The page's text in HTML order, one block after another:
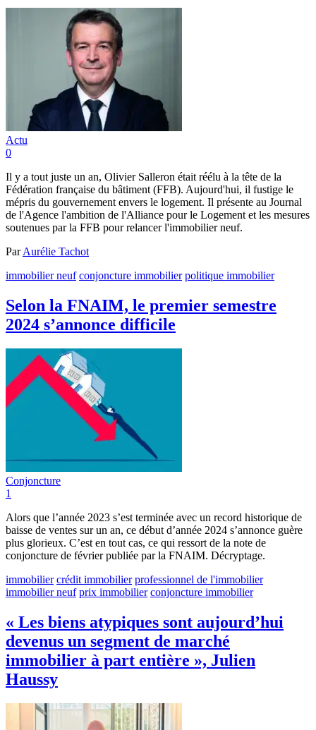
Actu
0
Il y a tout juste un an, Olivier Salleron était réélu à la tête de la
Fédération française du bâtiment (FFB). Aujourd'hui, il fustige le
mépris du gouvernement envers le logement. Il présente au Journal
de l'Agence l'ambition de l'Alliance pour le Logement et les mesures
soutenues par la FFB pour relancer l'immobilier neuf.
ParAurélie Tachot
immobilier neuf conjoncture immobilier politique immobilier
Selon la FNAIM, le premier semestre
2024 s’annonce difficile
Conjoncture
1
Alors que l’année 2023 s’est terminée avec un record historique de
baisse de ventes sur un an, ce début d’année 2024 s’annonce guère
plus glorieux. C’est en tout cas, ce qui ressort de la note de
conjoncture de février publiée par la FNAIM. Décryptage.
immobilier crédit immobilier professionnel de l'immobilier
immobilier neuf prix immobilier conjoncture immobilier
« Les biens atypiques sont aujourd’hui
devenus un segment de marché
immobilier à part entière », Julien
Haussy